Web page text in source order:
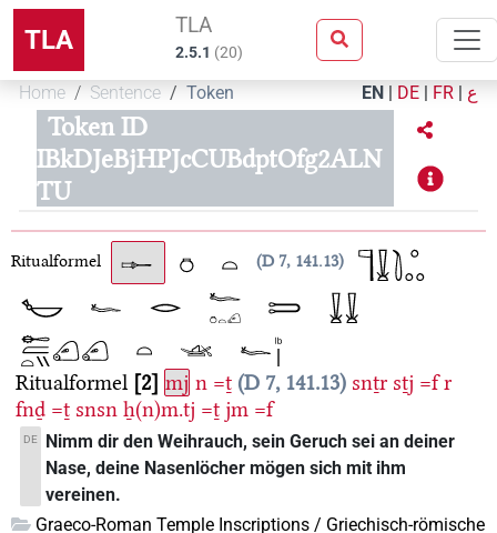
TLA TLA
2.5.1 (20)
Home Sentence Token EN | DE | FR | ع
Token ID
IBkDJeBjHPJcCUBdptOfg2ALN
TU
Ritualformel D 7, 141.13
Ritualformel 2 mj n =ṯ D 7, 141.13 snṯr sṯj =f r
fnḏ =ṯ snsn ẖ(n)m.tj =ṯ jm =f
DE
Nimm dir den Weihrauch, sein Geruch sei an deiner
Nase, deine Nasenlöcher mögen sich mit ihm
vereinen.
Graeco-Roman Temple Inscriptions / Griechisch-römische